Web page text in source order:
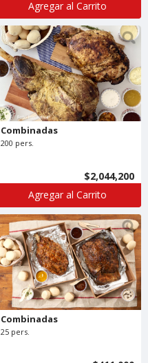
Agregar al Carrito
Combinadas
200 pers.
$2,044,200
Agregar al Carrito
Combinadas
25 pers.